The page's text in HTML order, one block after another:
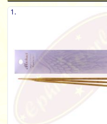
1.